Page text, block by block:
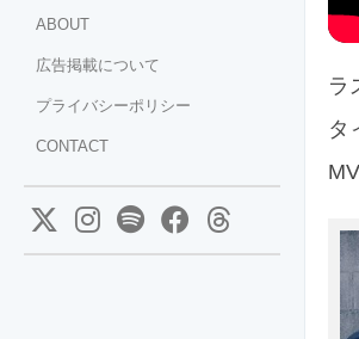
ABOUT
広告掲載について
プライバシーポリシー
CONTACT
ラ
タ